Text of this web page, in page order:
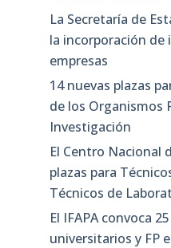
La Secretaría de
la incorporación de
empresas
14 nuevas plazas
de los Organismos
Investigación
El Centro Nacional
plazas para
Técnicos de
El IFAPA convoca
universitarios y FP